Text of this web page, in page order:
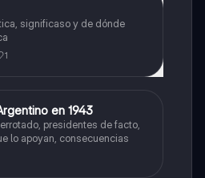
significaso y de dónde
1
en 1943
presidentes de facto,
lo apoyan, consecuencias